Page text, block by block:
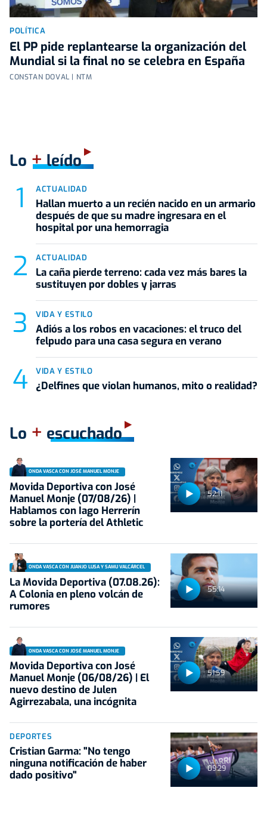
POLÍTICA
El PP pide replantearse la organización del
Mundial si la final no se celebra en España
CONSTAN DOVAL | NTM
Lo +leído
ACTUALIDAD
Hallan muerto a un recién nacido en un armario
después de que su madre ingresara en el
hospital por una hemorragia
ACTUALIDAD
La caña pierde terreno: cada vez más bares la
sustituyen por dobles y jarras
VIDA Y ESTILO
Adiós a los robos en vacaciones: el truco del
felpudo para una casa segura en verano
VIDA Y ESTILO
¿Delfines que violan humanos, mito o realidad?
Lo + escuchado
52:11
ONDA VASCA CON JOSÉ MANUEL MONJE
Movida Deportiva con José
Manuel Monje (07/08/26) |
Hablamos con Iago Herrerín
sobre la portería del Athletic
55:14
ONDA VASCA CON JUANJO LUSA Y SAMU VALCÁRCEL
La Movida Deportiva (07.08.26):
A Colonia en pleno volcán de
rumores
51:59
ONDA VASCA CON JOSÉ MANUEL MONJE
Movida Deportiva con José
Manuel Monje (06/08/26) | El
nuevo destino de Julen
Agirrezabala, una incógnita
09:29
DEPORTES
Cristian Garma: "No tengo
ninguna notificación de haber
dado positivo"